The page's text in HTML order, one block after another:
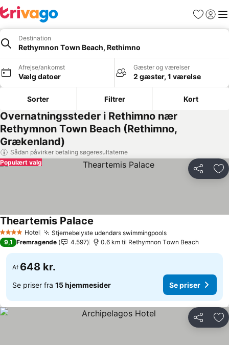
Favoritter
Log ind
Destination
Rethymnon Τown Beach, Rethimno
Afrejse/ankomst
Vælg datoer
Gæster og værelser
2 gæster, 1 værelse
Sorter Filtrer Kort
Overnatningssteder i Rethimno nær
Rethymnon Τown Beach (Rethimno,
Grækenland)
Sådan påvirker betaling søgeresultaterne
Del
Populært valg
4 StjernerHotel Stjernebelyste udendørs swimmingpools
Theartemis Palace
9,1 Fremragende 4.597 0.6 km til Rethymnon Τown Beach
Af 648 kr.
Se priser fra 15 hjemmesider Se priser
Del